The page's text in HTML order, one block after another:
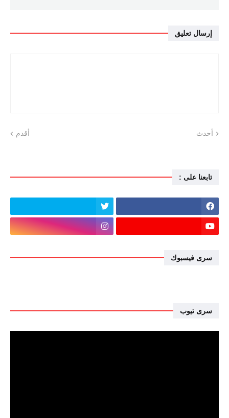
إرسال تعليق
أحدث أقدم
تابعنا على :
سرى فيسبوك
سرى تيوب